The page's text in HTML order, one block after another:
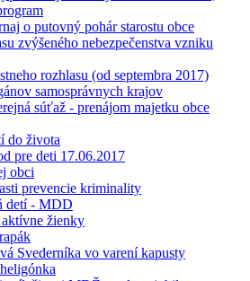
o putovný pohár starostu obce
zvýšeného nebezpečenstva vzniku
rozhlasu (od septembra 2017)
samosprávnych krajov
súťaž - prenájom majetku obce
do života
pre deti 17.06.2017
obci
prevencie kriminality
detí - MDD
žienky
Svederníka vo varení kapusty